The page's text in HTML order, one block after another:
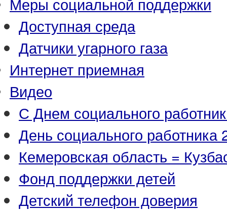
Доступная среда
Датчики угарного газа
Интернет приемная
Видео
С Днем социального
День социального работника
Кемеровская область =
Фонд поддержки детей
Детский телефон доверия